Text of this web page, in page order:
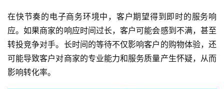
在快节奏的电子商务环境中，客户期望得到即时的服务响
应。如果商家的响应时间过长，客户可能会感到不满，甚至
转投竞争对手。长时间的等待不仅影响客户的购物体验，还
可能导致客户对商家的专业能力和服务质量产生怀疑，从而
影响转化率。